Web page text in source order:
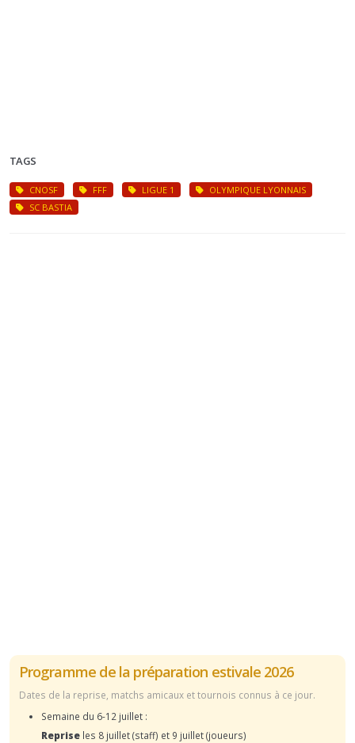
TAGS
CNOSF FFF LIGUE 1
OLYMPIQUE LYONNAIS
SC BASTIA
Programme de la préparation estivale 2026
Dates de la reprise, matchs amicaux et tournois connus à ce jour.
Semaine du 6-12 juillet :
Reprise les 8 juillet (staff) et 9 juillet (joueurs)